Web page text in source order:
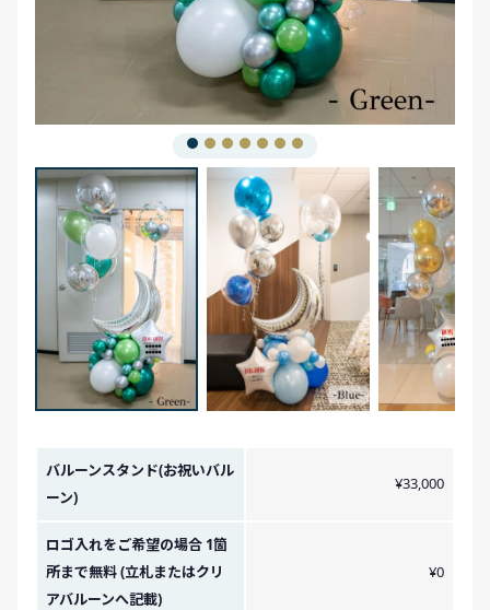
金額イメージ
バルーンスタンド(お祝いバル
ーン)
¥33,000
ロゴ入れをご希望の場合 1箇
所まで無料 (立札またはクリ
アバルーンへ記載)
¥0